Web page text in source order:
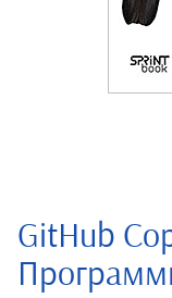
GitHub